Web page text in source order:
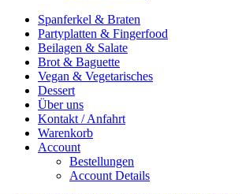
Spanferkel & Braten
Partyplatten & Fingerfood
Beilagen & Salate
Brot & Baguette
Vegan & Vegetarisches
Dessert
Über uns
Kontakt / Anfahrt
Warenkorb
Account
Bestellungen
Account Details